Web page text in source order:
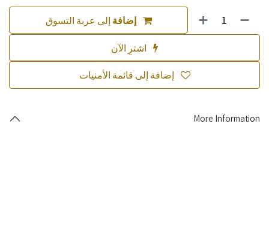
إضافة إلى عربة التسوق
إضافة إلى قائمة الأمنيات
More Information